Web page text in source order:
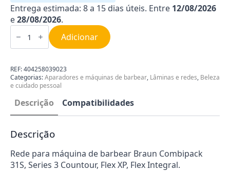
Entrega estimada: 8 a 15 dias úteis. Entre 12/08/2026
e28/08/2026.
Quantidade
de
máquina
barbear
Braun
Combipack
31S
81387940
Adicionar
REF:404258039023
Categorias:Aparadores e máquinas de barbear, Lâminas e redes, Beleza
e cuidado pessoal
Descrição Compatibilidades
Descrição
Rede para máquina de barbear Braun Combipack
31S, Series 3 Countour, Flex XP, Flex Integral.